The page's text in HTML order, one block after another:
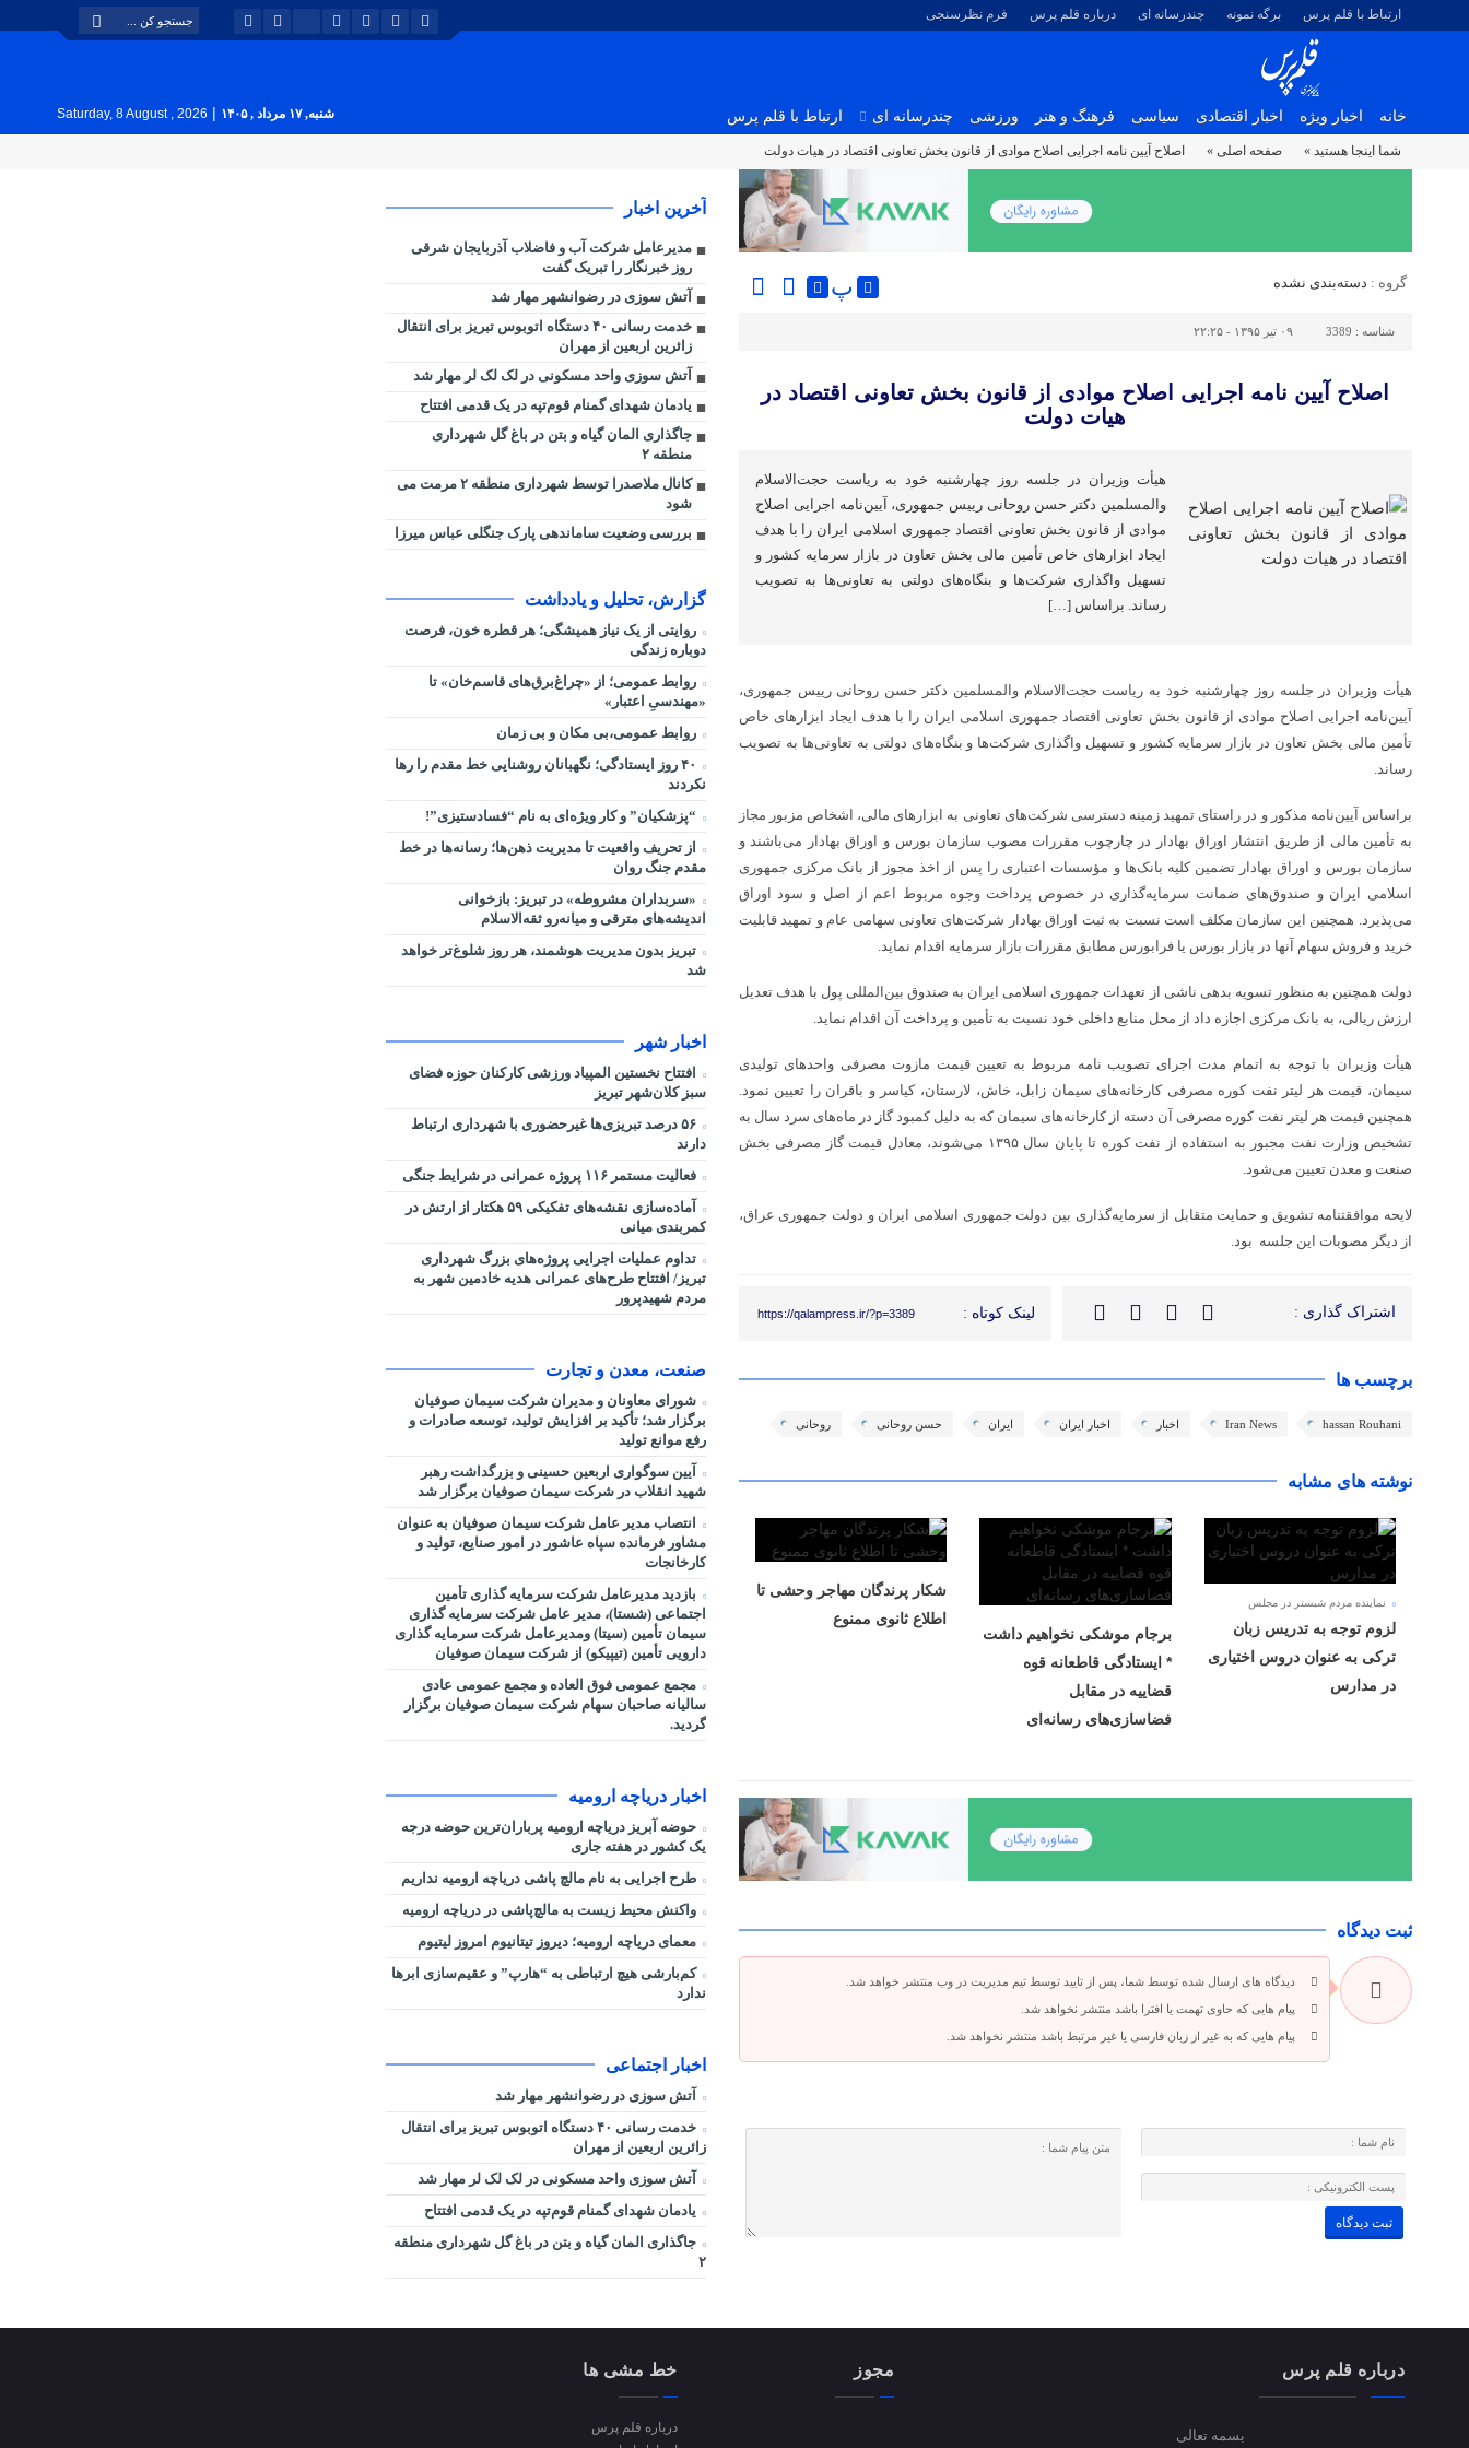
ارتباط با قلم پرس برگه نمونه چندرسانه ای درباره قلم پرس فرم نظرسنجی
خانه اخبار ویژه اخبار اقتصادی سیاسی فرهنگ و هنر ورزشی چندرسانه ای ارتباط با قلم پرس شنبه, ۱۷ مرداد , ۱۴۰۵ |
Saturday, 8 August , 2026
شما اینجا هستید » صفحه اصلی » اصلاح آیین نامه اجرایی اصلاح موادی از قانون بخش تعاونی اقتصاد در هیات دولت
گروه : دسته‌بندی نشده پ
شناسه : 3389 ۰۹ تیر ۱۳۹۵ - ۲۲:۲۵
اصلاح آیین نامه اجرایی اصلاح موادی از قانون بخش تعاونی اقتصاد در
هیات دولت
هیأت وزیران در جلسه روز چهارشنبه خود به ریاست حجت‌الاسلام
والمسلمین دکتر حسن روحانی رییس‌ جمهوری، آیین‌نامه اجرایی اصلاح
موادی از قانون بخش تعاونی اقتصاد جمهوری اسلامی ایران را با هدف
ایجاد ابزارهای خاص تأمین مالی بخش تعاون در بازار سرمایه کشور و
تسهیل واگذاری شرکت‌ها و بنگاه‌های دولتی به تعاونی‌ها به تصویب
رساند. براساس […]
هیأت وزیران در جلسه روز چهارشنبه خود به ریاست حجت‌الاسلام والمسلمین دکتر حسن روحانی رییس‌ جمهوری،
آیین‌نامه اجرایی اصلاح موادی از قانون بخش تعاونی اقتصاد جمهوری اسلامی ایران را با هدف ایجاد ابزارهای خاص
تأمین مالی بخش تعاون در بازار سرمایه کشور و تسهیل واگذاری شرکت‌ها و بنگاه‌های دولتی به تعاونی‌ها به تصویب
رساند.
براساس آیین‌نامه مذکور و در راستای تمهید زمینه دسترسی شرکت‌های تعاونی به ابزارهای مالی، اشخاص مزبور مجاز
به تأمین مالی از طریق انتشار اوراق بهادار در چارچوب مقررات مصوب سازمان بورس و اوراق بهادار می‌باشند و
سازمان بورس و اوراق بهادار تضمین کلیه بانک‌ها و مؤسسات اعتباری را پس از اخذ مجوز از بانک مرکزی جمهوری
اسلامی ایران و صندوق‌های ضمانت سرمایه‌گذاری در خصوص پرداخت وجوه مربوط اعم از اصل و سود اوراق
می‌پذیرد. همچنین این سازمان مکلف است نسبت به ثبت اوراق بهادار شرکت‌های تعاونی سهامی عام و تمهید قابلیت
خرید و فروش سهام آنها در بازار بورس یا فرابورس مطابق مقررات بازار سرمایه اقدام نماید.
دولت همچنین به منظور تسویه بدهی ناشی از تعهدات جمهوری اسلامی ایران به صندوق بین‌المللی پول با هدف تعدیل
ارزش ریالی، به بانک مرکزی اجازه داد از محل منابع داخلی خود نسبت به تأمین و پرداخت آن اقدام نماید.
هیأت وزیران با توجه به اتمام مدت اجرای تصویب نامه مربوط به تعیین قیمت مازوت مصرفی واحدهای تولیدی
سیمان، قیمت هر لیتر نفت کوره مصرفی کارخانه‌های سیمان زابل، خاش، لارستان، کیاسر و باقران را تعیین نمود.
همچنین قیمت هر لیتر نفت کوره مصرفی آن دسته از کارخانه‌های سیمان که به دلیل کمبود گاز در ماه‌های سرد سال به
تشخیص وزارت نفت مجبور به استفاده از نفت کوره تا پایان سال ۱۳۹۵ می‌شوند، معادل قیمت گاز مصرفی بخش
صنعت و معدن تعیین می‌شود.
لایحه موافقتنامه تشویق و حمایت متقابل از سرمایه‌گذاری بین دولت جمهوری اسلامی ایران و دولت جمهوری عراق،
از دیگر مصوبات این جلسه بود.
اشتراک گذاری : لینک کوتاه : https://qalampress.ir/?p=3389
برچسب ها
hassan Rouhani
Iran News اخبار اخبار ایران ایران حسن روحانی روحانی
نوشته های مشابه
نماینده مردم شبستر در مجلس
لزوم توجه به تدریس زبان
ترکی به عنوان دروس اختیاری
در مدارس
برجام موشکی نخواهیم داشت
* ایستادگی قاطعانه قوه
قضاییه در مقابل
فضاسازی‌های رسانه‌ای
شکار پرندگان مهاجر وحشی تا
اطلاع ثانوی ممنوع
ثبت دیدگاه
دیدگاه های ارسال شده توسط شما، پس از تایید توسط تیم مدیریت در وب منتشر خواهد شد.
پیام هایی که حاوی تهمت یا افترا باشد منتشر نخواهد شد.
پیام هایی که به غیر از زبان فارسی یا غیر مرتبط باشد منتشر نخواهد شد.
آخرین اخبار
مدیرعامل شرکت آب و فاضلاب آذربایجان شرقی
روز خبرنگار را تبریک گفت
آتش سوزی در رضوانشهر مهار شد
خدمت رسانی ۴۰ دستگاه اتوبوس تبریز برای انتقال
زائرین اربعین از مهران
آتش سوزی واحد مسکونی در لک لک لر مهار شد
یادمان شهدای گمنام قوم‌تپه در یک قدمی افتتاح
جاگذاری المان گیاه و بتن در باغ گل شهرداری
منطقه ۲
کانال ملاصدرا توسط شهرداری منطقه ۲ مرمت می
شود
بررسی وضعیت ساماندهی پارک جنگلی عباس میرزا
گزارش، تحلیل و یادداشت
روایتی از یک نیاز همیشگی؛ هر قطره خون، فرصت
دوباره زندگی
روابط عمومی؛ از «چراغ‌برق‌های قاسم‌خان» تا
«مهندسیِ اعتبار»
روابط عمومی،بی مکان و بی زمان
۴۰ روز ایستادگی؛ نگهبانان روشنایی خط مقدم را رها
نکردند
“پزشکیان” و کار ویژه‌ای به نام “فسادستیزی”!
از تحریف واقعیت تا مدیریت ذهن‌ها؛ رسانه‌ها در خط
مقدم جنگ روان
«سربداران مشروطه» در تبریز: بازخوانی
اندیشه‌های مترقی و میانه‌رو ثقه‌الاسلام
تبریز بدون مدیریت هوشمند، هر روز شلوغ‌تر خواهد
شد
اخبار شهر
افتتاح نخستین المپیاد ورزشی کارکنان حوزه فضای
سبز کلان‌شهر تبریز
۵۶ درصد تبریزی‌ها غیرحضوری با شهرداری ارتباط
دارند
فعالیت مستمر ۱۱۶ پروژه عمرانی در شرایط جنگی
آماده‌سازی نقشه‌های تفکیکی ۵۹ هکتار از ارتش در
کمربندی میانی
تداوم عملیات اجرایی پروژه‌های بزرگ شهرداری
تبریز/ افتتاح طرح‌های عمرانی هدیه خادمین شهر به
مردم شهیدپرور
صنعت، معدن و تجارت
شورای معاونان و مدیران شرکت سیمان صوفیان
برگزار شد؛ تأکید بر افزایش تولید، توسعه صادرات و
رفع موانع تولید
آیین سوگواری اربعین حسینی و بزرگداشت رهبر
شهید انقلاب در شرکت سیمان صوفیان برگزار شد
انتصاب مدیر عامل شرکت سیمان صوفیان به عنوان
مشاور فرمانده سپاه عاشور در امور صنایع، تولید و
کارخانجات
بازدید مدیرعامل شرکت سرمایه گذاری تأمین
اجتماعی (شستا)، مدیر عامل شرکت سرمایه گذاری
سیمان تأمین (سیتا) ومدیرعامل شرکت سرمایه گذاری
دارویی تأمین (تیپیکو) از شرکت سیمان صوفیان
مجمع عمومی فوق العاده و مجمع عمومی عادی
سالیانه صاحبان سهام شرکت سیمان صوفیان برگزار
گردید.
اخبار دریاچه ارومیه
حوضه آبریز دریاچه ارومیه پرباران‌ترین حوضه‌ درجه
یک کشور در هفته جاری
طرح اجرایی به نام مالچ پاشی دریاچه ارومیه نداریم
واکنش محیط زیست به مالچ‌پاشی در دریاچه ارومیه
معمای دریاچه ارومیه؛ دیروز تیتانیوم امروز لیتیوم
کم‌بارشی هیچ ارتباطی به “هارپ” و عقیم‌سازی ابرها
ندارد
اخبار اجتماعی
آتش سوزی در رضوانشهر مهار شد
خدمت رسانی ۴۰ دستگاه اتوبوس تبریز برای انتقال
زائرین اربعین از مهران
آتش سوزی واحد مسکونی در لک لک لر مهار شد
یادمان شهدای گمنام قوم‌تپه در یک قدمی افتتاح
جاگذاری المان گیاه و بتن در باغ گل شهرداری منطقه
۲
درباره قلم پرس
بسمه تعالی
مجوز خط مشی ها
درباره قلم پرس